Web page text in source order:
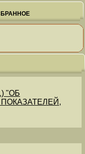
"ОБ